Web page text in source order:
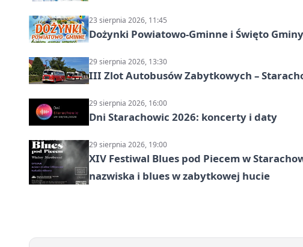
23 sierpnia 2026, 11:45
Dożynki Powiatowo-Gminne i Święto
29 sierpnia 2026, 13:30
III Zlot Autobusów Zabytkowych –
29 sierpnia 2026, 16:00
Dni Starachowic 2026: koncerty i daty
29 sierpnia 2026, 19:00
XIV Festiwal Blues pod Piecem w
nazwiska i blues w zabytkowej hucie